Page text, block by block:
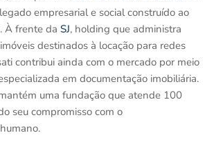
empresarial e social construído ao
À frente da SJ, holding que administra
destinados à locação para redes
contribui ainda com o mercado por meio
em documentação imobiliária.
uma fundação que atende 100
seu compromisso com o